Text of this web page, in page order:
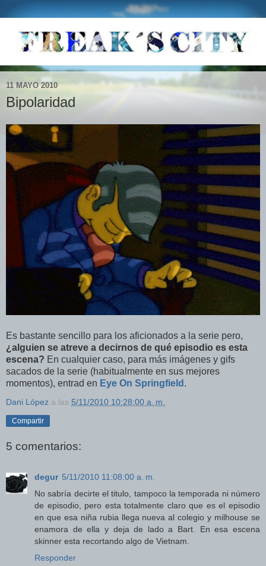
11 MAYO 2010
Bipolaridad
Es bastante sencillo para los aficionados a la serie pero,
¿alguien se atreve a decirnos de qué episodio es esta
escena? En cualquier caso, para más imágenes y gifs
sacados de la serie (habitualmente en sus mejores
momentos), entrad en Eye On Springfield .
Dani López a las 5/11/2010 10:28:00 a. m.
Compartir
5 comentarios:
degur 5/11/2010 11:08:00 a. m.
No sabría decirte el titulo, tampoco la temporada ni número
de episodio, pero esta totalmente claro que es el episodio
en que esa niña rubia llega nueva al colegio y milhouse se
enamora de ella y deja de lado a Bart. En esa escena
skinner esta recortando algo de Vietnam.
Responder